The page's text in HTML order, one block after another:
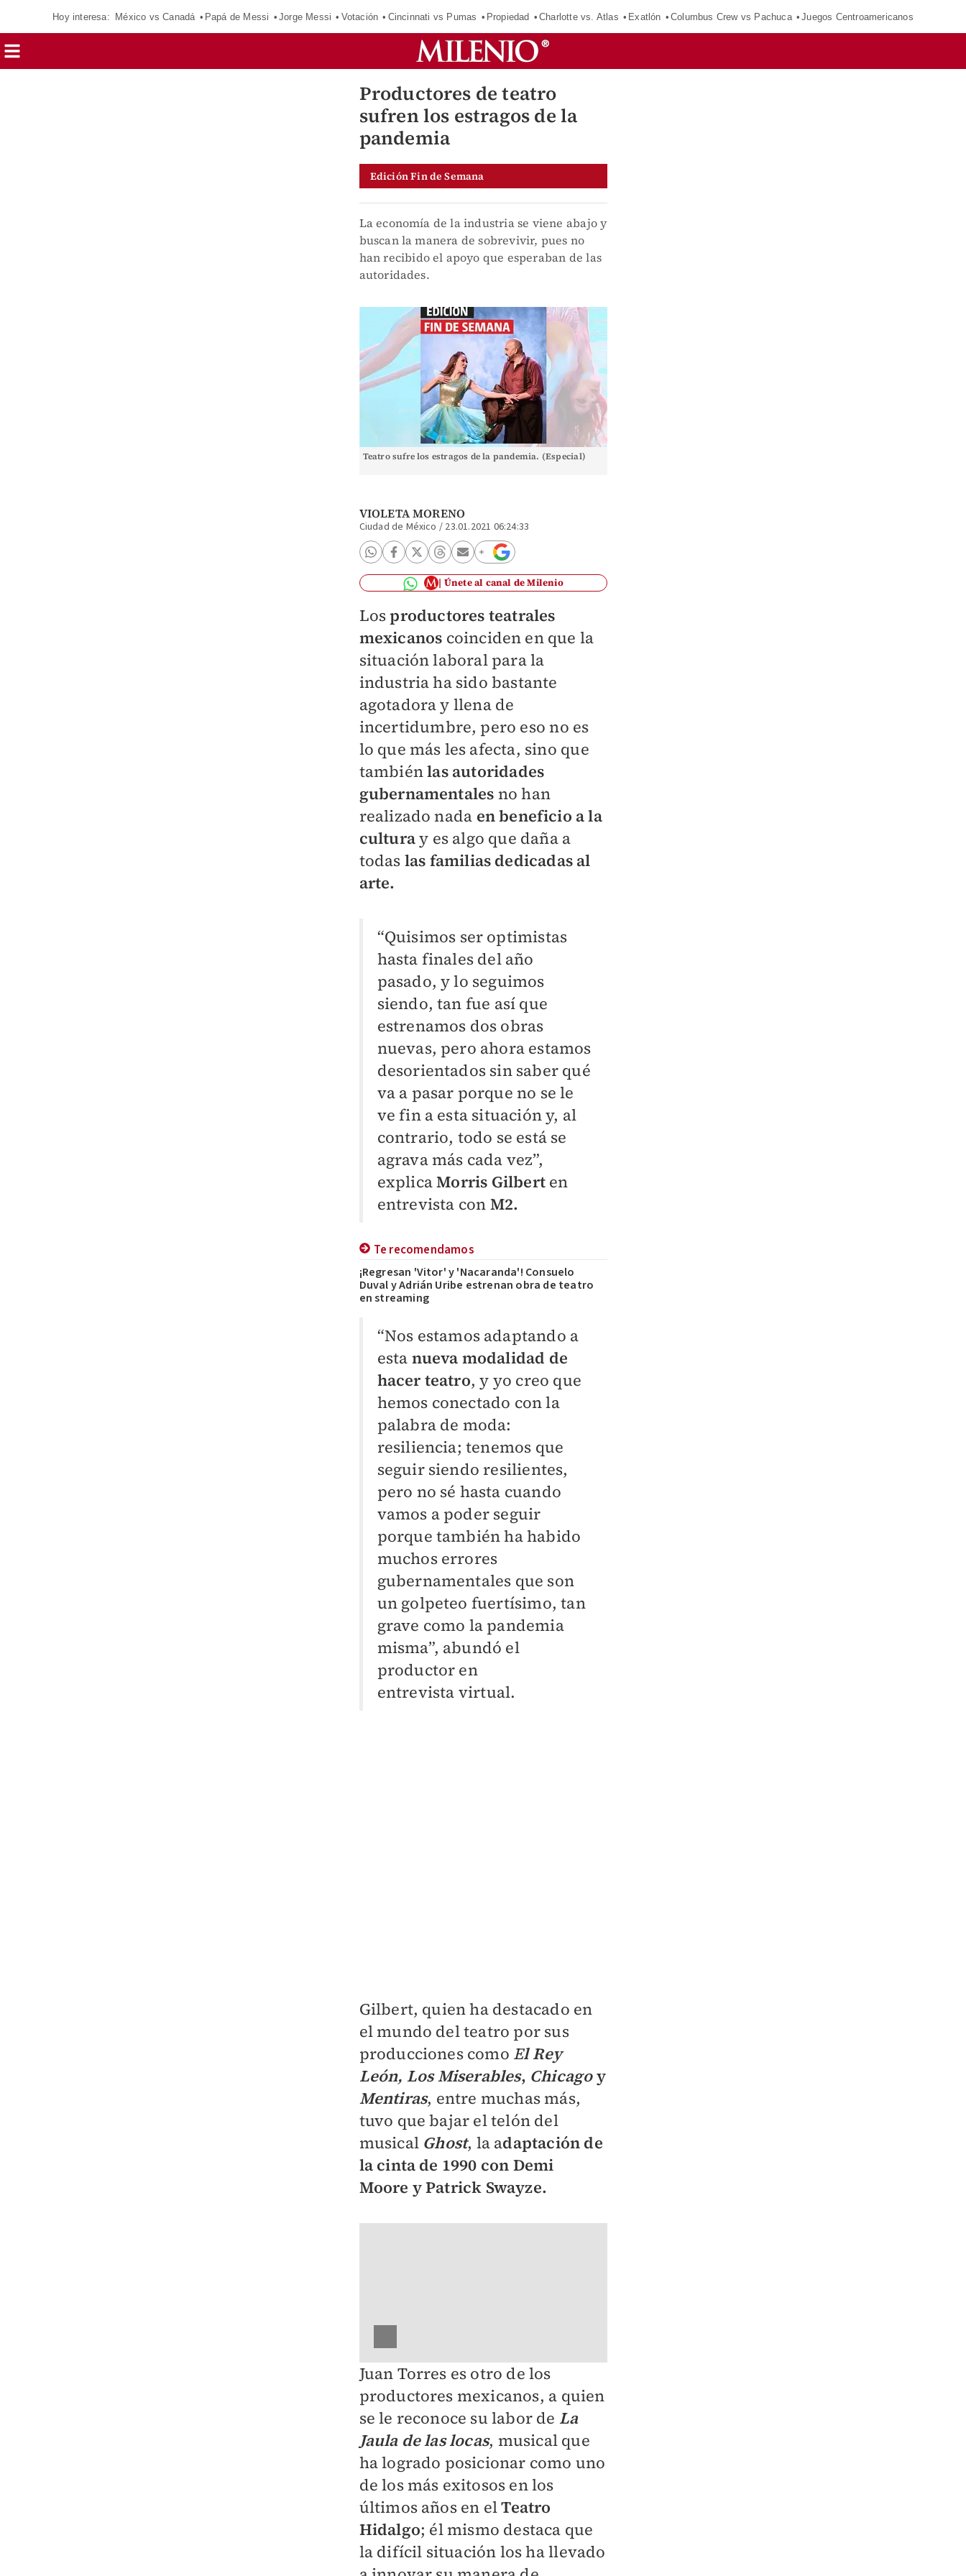
Hoy interesa: México vs Canadá Papá de Messi Jorge Messi Votación Cincinnati vs Pumas Propiedad Charlotte vs. Atlas Exatlón Columbus Crew vs Pachuca Juegos Centroamericanos
Productores de teatro
sufren los estragos de la
pandemia
Edición Fin de Semana
La economía de la industria se viene abajo y
buscan la manera de sobrevivir, pues no
han recibido el apoyo que esperaban de las
autoridades.
Teatro sufre los estragos de la pandemia. (Especial)
VIOLETA MORENO
Ciudad de México / 23.01.2021 06:24:33
Únete al canal de Milenio
Losproductores teatrales
mexicanos coinciden en que la
situación laboral para la
industria ha sido bastante
agotadora y llena de
incertidumbre, pero eso no es
lo que más les afecta, sino que
tambiénlas autoridades
gubernamentales no han
realizado nada en beneficio a la
culturay es algo que daña a
todas las familias dedicadas al
arte.
“Quisimos ser optimistas
hasta finales del año
pasado, y lo seguimos
siendo, tan fue así que
estrenamos dos obras
nuevas, pero ahora estamos
desorientados sin saber qué
va a pasar porque no se le
ve fin a esta situación y, al
contrario, todo se está se
agrava más cada vez”,
explicaMorris Gilbert en
entrevista con M2.
Te recomendamos
¡Regresan 'Vitor' y 'Nacaranda'! Consuelo
Duval y Adrián Uribe estrenan obra de teatro
en streaming
“Nos estamos adaptando a
esta nueva modalidad de
hacer teatro, y yo creo que
hemos conectado con la
palabra de moda:
resiliencia; tenemos que
seguir siendo resilientes,
pero no sé hasta cuando
vamos a poder seguir
porque también ha habido
muchos errores
gubernamentales que son
un golpeteo fuertísimo, tan
grave como la pandemia
misma”, abundó el
productor en
entrevista virtual.
Gilbert, quien ha destacado en
el mundo del teatro por sus
producciones como El Rey
León, Los Miserables, Chicagoy
Mentiras, entre muchas más,
tuvo que bajar el telón del
musicalGhost, la adaptación de
la cinta de 1990 con Demi
Moore y Patrick Swayze.
Juan Torres es otro de los
productores mexicanos, a quien
se le reconoce su labor de La
Jaula de las locas, musical que
ha logrado posicionar como uno
de los más exitosos en los
últimos años en elTeatro
Hidalgo; él mismo destaca que
la difícil situación los ha llevado